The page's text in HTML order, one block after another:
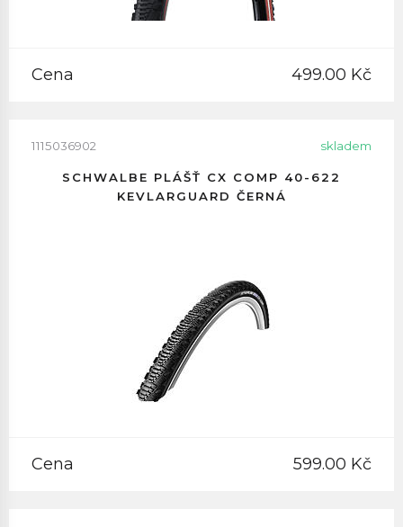
Cena 499.00 Kč
1115036902 skladem
SCHWALBE PLÁŠŤ CX COMP 40-622
KEVLARGUARD ČERNÁ
Cena 599.00 Kč